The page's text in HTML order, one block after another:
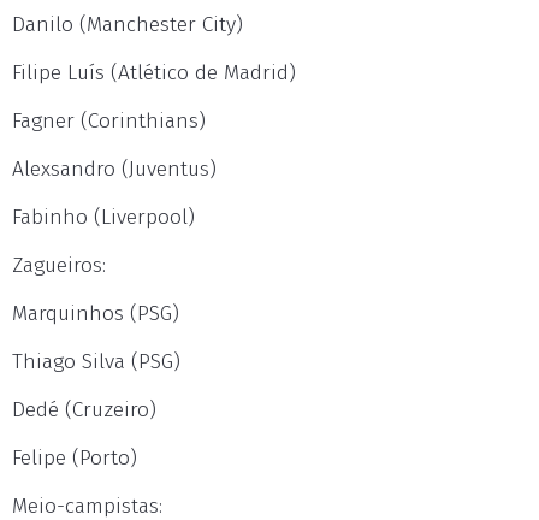
Danilo (Manchester City)
Filipe Luís (Atlético de Madrid)
Fagner (Corinthians)
Alexsandro (Juventus)
Fabinho (Liverpool)
Zagueiros:
Marquinhos (PSG)
Thiago Silva (PSG)
Dedé (Cruzeiro)
Felipe (Porto)
Meio-campistas: